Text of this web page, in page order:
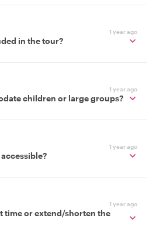
1 year ago
in the tour?
1 year ago
children or large groups?
1 year ago
1 year ago
time or extend/shorten the